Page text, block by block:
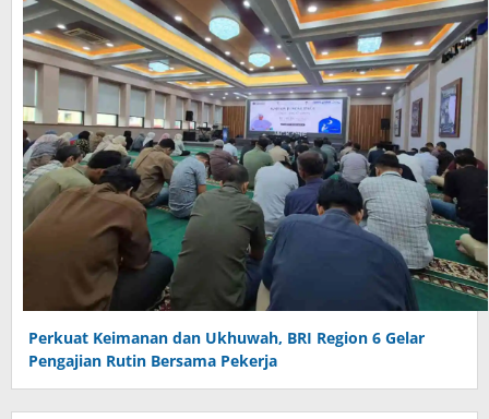
Perkuat Keimanan dan Ukhuwah, BRI Region 6 Gelar
Pengajian Rutin Bersama Pekerja